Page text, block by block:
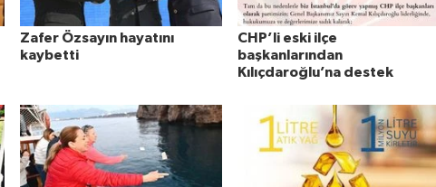
Zafer Özsayın hayatını
kaybetti
CHP’li eski ilçe
başkanlarından
Kılıçdaroğlu’na destek